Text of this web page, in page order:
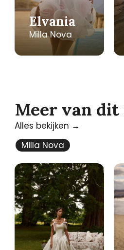
Elvania
Milla Nova
Meer van
Alles bekijken →
Milla Nova